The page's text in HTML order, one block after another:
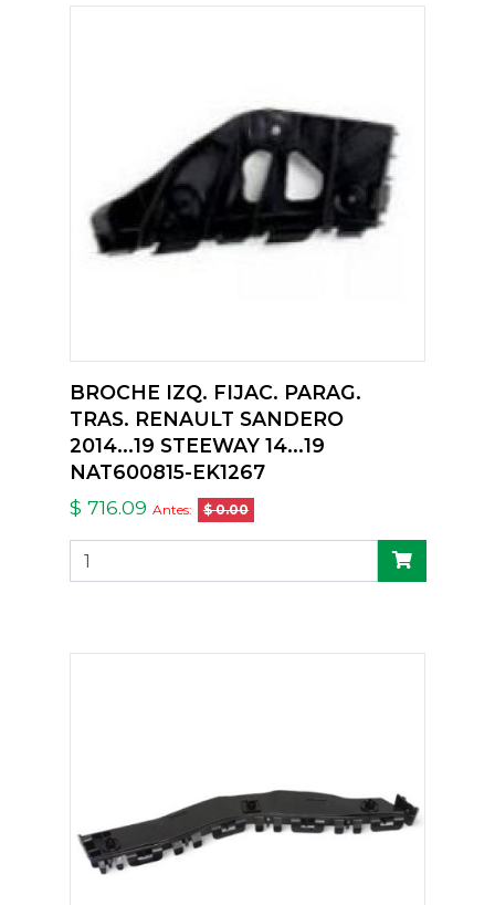
BROCHE IZQ. FIJAC. PARAG.
TRAS. RENAULT SANDERO
2014...19 STEEWAY 14...19
NAT600815-EK1267
$ 716.09 Antes: $ 0.00